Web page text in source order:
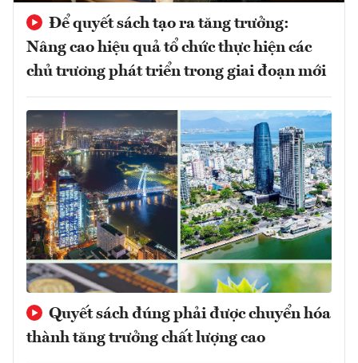
Để quyết sách tạo ra tăng trưởng:
Nâng cao hiệu quả tổ chức thực hiện các
chủ trương phát triển trong giai đoạn mới
Quyết sách đúng phải được chuyển hóa
thành tăng trưởng chất lượng cao